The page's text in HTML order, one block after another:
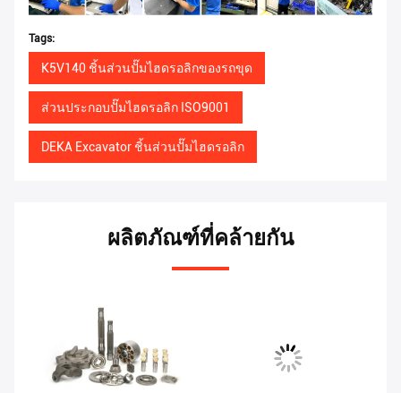
Tags:
K5V140 ชิ้นส่วนปั๊มไฮดรอลิกของรถขุด
ส่วนประกอบปั๊มไฮดรอลิก ISO9001
DEKA Excavator ชิ้นส่วนปั๊มไฮดรอลิก
ผลิตภัณฑ์ที่คล้ายกัน